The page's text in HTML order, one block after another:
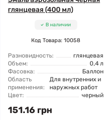
глянцевая (400 мл)
В наличии
Код Товара: 10058
Разновидность:
глянцевая
Объем:
0,4 л
Фасовка:
Баллон
Область
применения:
Для внутренних и
наружных работ
Цвет:
черный
151.16 грн